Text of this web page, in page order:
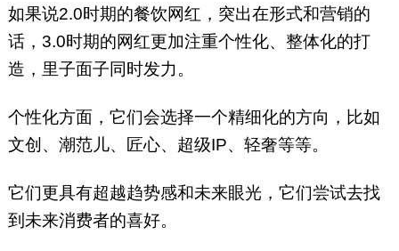
如果说2.0时期的餐饮网红，突出在形式和营销的
话，3.0时期的网红更加注重个性化、整体化的打
造，里子面子同时发力。
个性化方面，它们会选择一个精细化的方向，比如
文创、潮范儿、匠心、超级IP、轻奢等等。
它们更具有超越趋势感和未来眼光，它们尝试去找
到未来消费者的喜好。